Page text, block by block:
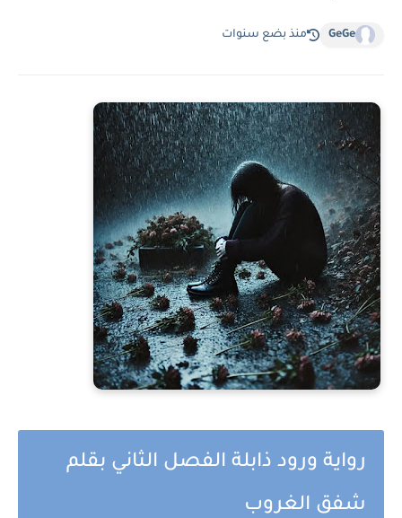
GeGe منذ بضع سنوات
رواية ورود ذابلة الفصل الثاني بقلم
شفق الغروب